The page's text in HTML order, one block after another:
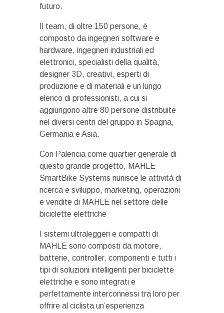
futuro.
Il team, di oltre 150 persone, è
composto da ingegneri software e
hardware, ingegneri industriali ed
elettronici, specialisti della qualità,
designer 3D, creativi, esperti di
produzione e di materiali e un lungo
elenco di professionisti, a cui si
aggiungono altre 80 persone distribuite
nel diversi centri del gruppo in Spagna,
Germania e Asia.
Con Palencia come quartier generale di
questo grande progetto, MAHLE
SmartBike Systems riunisce le attività di
ricerca e sviluppo, marketing, operazioni
e vendite di MAHLE nel settore delle
biciclette elettriche
I sistemi ultraleggeri e compatti di
MAHLE sono composti da motore,
batterie, controller, componenti e tutti i
tipi di soluzioni intelligenti per biciclette
elettriche e sono integrati e
perfettamente interconnessi tra loro per
offrire al ciclista un’esperienza